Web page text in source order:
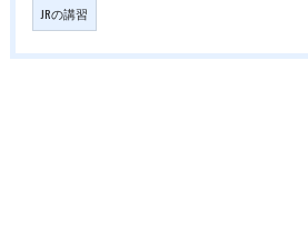
JRの講習